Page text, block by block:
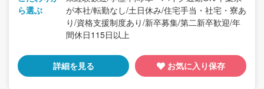
ら選ぶ
が本社/転勤なし/土日休み/住宅手当・社宅・寮あ
り/資格支援制度あり/新卒募集/第二新卒歓迎/年
間休日115日以上
詳細を見る お気に入り保存